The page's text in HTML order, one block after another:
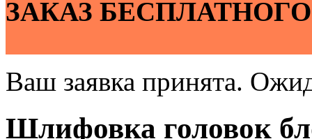
ЗАКАЗ
Ваш заявка принята.
Шлифовка головок